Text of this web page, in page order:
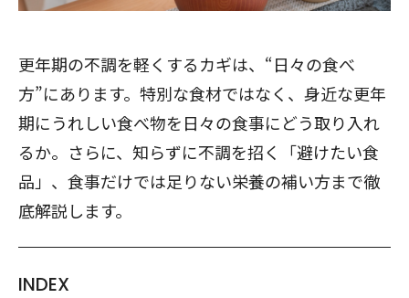
更年期の不調を軽くするカギは、“日々の食べ
方”にあります。特別な食材ではなく、身近な更年
期にうれしい食べ物を日々の食事にどう取り入れ
るか。さらに、知らずに不調を招く「避けたい食
品」、食事だけでは足りない栄養の補い方まで徹
底解説します。
INDEX